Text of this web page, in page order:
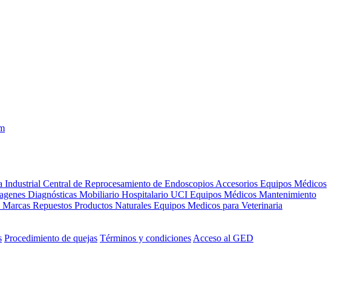
Industrial Central de Reprocesamiento de Endoscopios Accesorios Equipos Médicos
Diagnósticas Mobiliario Hospitalario UCI Equipos Médicos Mantenimiento
Marcas Repuestos Productos Naturales Equipos Medicos para Veterinaria
Procedimiento de quejas Términos y condiciones Acceso al GED